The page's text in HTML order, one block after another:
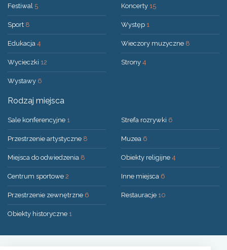
Festiwal 5
Sport 8
Edukacja 4
Wycieczki 12
Wystawy 6
Koncerty 15
Występ 1
Wieczory muzyczne 8
Strony 4
Rodzaj miejsca
Sale konferencyjne 1
Przestrzenie artystyczne 8
Miejsca do odwiedzenia 8
Centrum sportowe 2
Przestrzenie zewnętrzne 6
Obiekty historyczne 1
Strefa rozrywki 6
Muzea 6
Obiekty religijne 4
Inne miejsca 6
Restauracje 10